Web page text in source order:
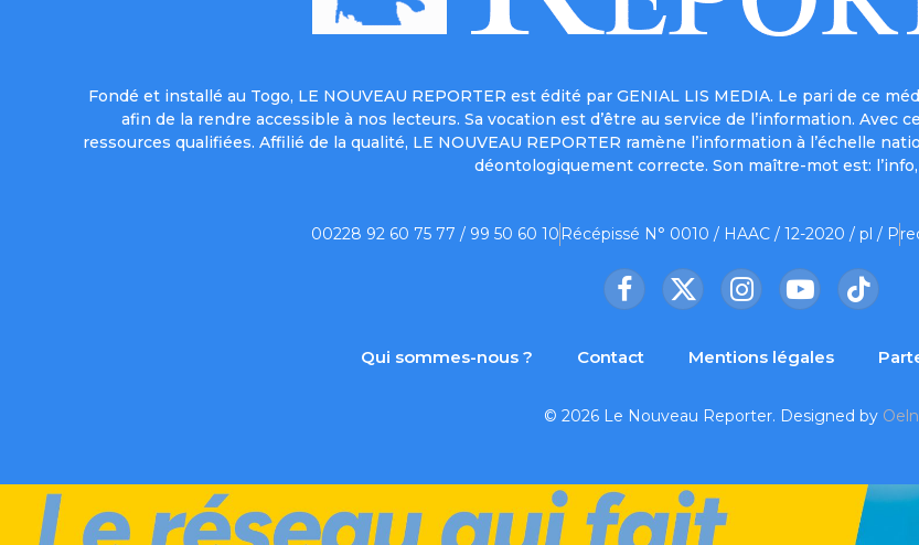
Fondé et installé au Togo, LE NOUVEAU REPORTER est édité par GENIAL LIS MEDIA. Le pari de ce
afin de la rendre accessible à nos lecteurs. Sa vocation est d’être au service de l’information. Avec
ressources qualifiées. Affilié de la qualité, LE NOUVEAU REPORTER ramène l’information à l’échelle
déontologiquement correcte. Son maître-mot est:
00228 92 60 75 77 / 99 50 60 10 Récépissé N° 0010 / HAAC / 12-2020 / pl / P
Facebook
X
InstagramYouTubeTikTok
Qui sommes-nous ? Contact Mentions légales
© 2026 Le Nouveau Reporter. Designed by